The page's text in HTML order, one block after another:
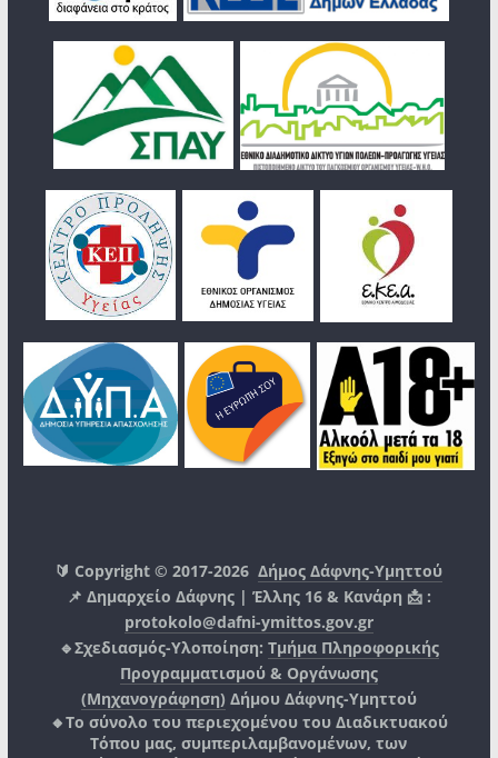
🔰 Copyright © 2017-2026Δήμος Δάφνης-Υμηττού
📌 Δημαρχείο Δάφνης | Έλλης 16 & Κανάρη 📩 :
protokolo@dafni-ymittos.gov.gr
🔹Σχεδιασμός-Υλοποίηση: Τμήμα Πληροφορικής
Προγραμματισμού & Οργάνωσης
(Μηχανογράφηση) Δήμου Δάφνης-Υμηττού
🔸Το σύνολο του περιεχομένου του Διαδικτυακού
Τόπου μας, συμπεριλαμβανομένων, των